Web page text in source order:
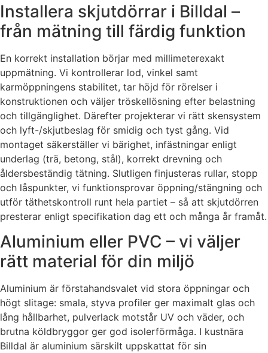
Installera skjutdörrar i Billdal –
från mätning till färdig funktion
En korrekt installation börjar med millimeterexakt
uppmätning. Vi kontrollerar lod, vinkel samt
karmöppningens stabilitet, tar höjd för rörelser i
konstruktionen och väljer tröskellösning efter belastning
och tillgänglighet. Därefter projekterar vi rätt skensystem
och lyft-/skjutbeslag för smidig och tyst gång. Vid
montaget säkerställer vi bärighet, infästningar enligt
underlag (trä, betong, stål), korrekt drevning och
åldersbeständig tätning. Slutligen finjusteras rullar, stopp
och låspunkter, vi funktionsprovar öppning/stängning och
utför täthetskontroll runt hela partiet – så att skjutdörren
presterar enligt specifikation dag ett och många år framåt.
Aluminium eller PVC – vi väljer
rätt material för din miljö
Aluminium är förstahandsvalet vid stora öppningar och
högt slitage: smala, styva profiler ger maximalt glas och
lång hållbarhet, pulverlack motstår UV och väder, och
brutna köldbryggor ger god isolerförmåga. I kustnära
Billdal är aluminium särskilt uppskattat för sin